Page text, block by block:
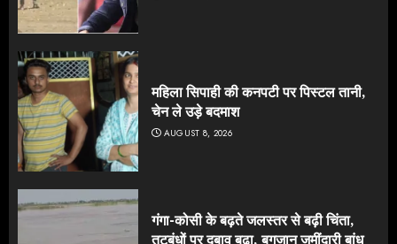
महिला सिपाही की कनपटी पर पिस्टल तानी,
चेन ले उड़े बदमाश
AUGUST 8, 2026
गंगा-कोसी के बढ़ते जलस्तर से बढ़ी चिंता,
तटबंधों पर दबाव बढ़ा, बगजान जमींदारी बांध